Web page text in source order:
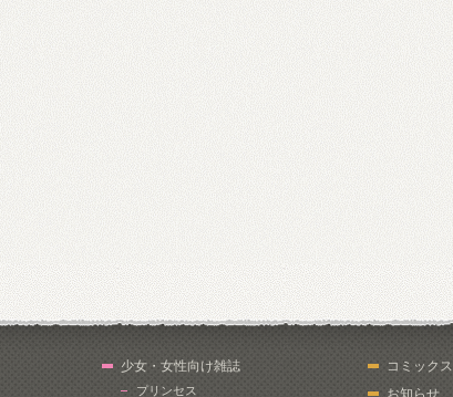
少女・女性向け雑誌
プリンセス
コミックス
お知らせ